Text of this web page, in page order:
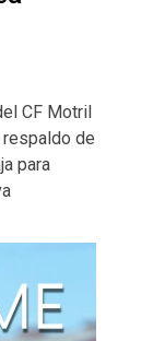
CF Motril
de
para